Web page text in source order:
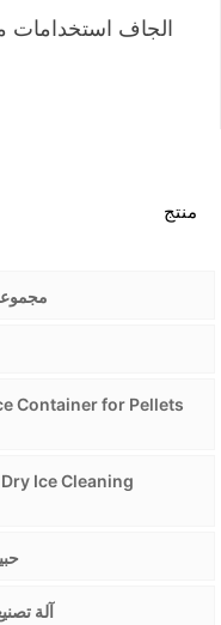
الجاف استخدامات
منتج
Container for Pellets
Ice Cleaning
آلة